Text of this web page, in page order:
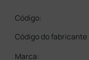
Código:
Código do fabricante
Marca: